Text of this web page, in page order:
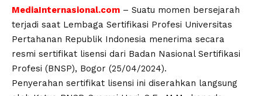
MediaInternasional.com – Suatu momen bersejarah
terjadi saat Lembaga Sertifikasi Profesi Universitas
Pertahanan Republik Indonesia menerima secara
resmi sertifikat lisensi dari Badan Nasional Sertifikasi
Profesi (BNSP), Bogor (25/04/2024).
Penyerahan sertifikat lisensi ini diserahkan langsung